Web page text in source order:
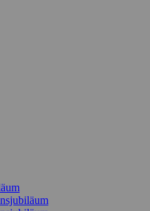
1921 e.V.
Familie